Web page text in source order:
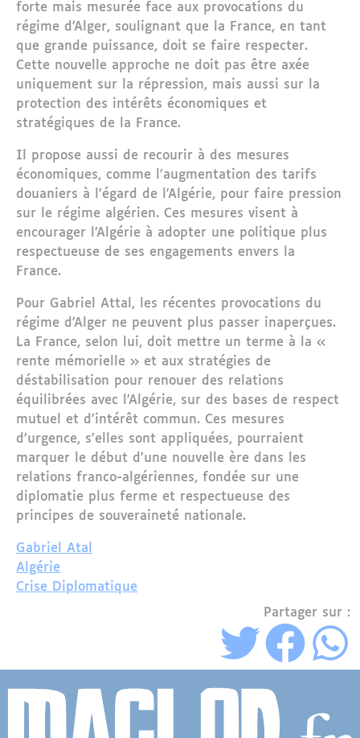
forte mais mesurée face aux provocations du
régime d'Alger, soulignant que la France, en tant
que grande puissance, doit se faire respecter.
Cette nouvelle approche ne doit pas être axée
uniquement sur la répression, mais aussi sur la
protection des intérêts économiques et
stratégiques de la France.
Il propose aussi de recourir à des mesures
économiques, comme l’augmentation des tarifs
douaniers à l'égard de l'Algérie, pour faire pression
sur le régime algérien. Ces mesures visent à
encourager l’Algérie à adopter une politique plus
respectueuse de ses engagements envers la
France.
Pour Gabriel Attal, les récentes provocations du
régime d'Alger ne peuvent plus passer inaperçues.
La France, selon lui, doit mettre un terme à la «
rente mémorielle » et aux stratégies de
déstabilisation pour renouer des relations
équilibrées avec l’Algérie, sur des bases de respect
mutuel et d’intérêt commun. Ces mesures
d’urgence, s’elles sont appliquées, pourraient
marquer le début d’une nouvelle ère dans les
relations franco-algériennes, fondée sur une
diplomatie plus ferme et respectueuse des
principes de souveraineté nationale.
Gabriel Atal
Algérie
Crise Diplomatique
Partager sur :